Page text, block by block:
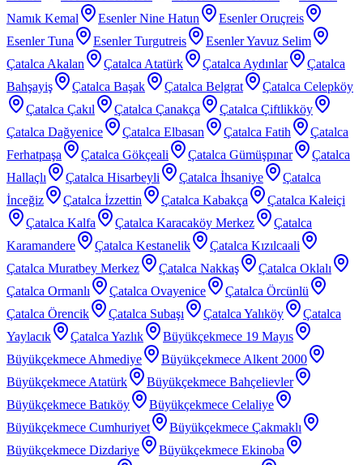
Namık Kemal
Esenler Nine Hatun
Esenler Oruçreis
Esenler Tuna
Esenler Turgutreis
Esenler Yavuz Selim
Çatalca Akalan
Çatalca Atatürk Çatalca Aydınlar
Çatalca
Bahşayiş
Çatalca Başak Çatalca Belgrat
Çatalca Celepköy
Çatalca Çakıl
Çatalca Çanakça
Çatalca Çiftlikköy
Çatalca Dağyenice
Çatalca Elbasan Çatalca Fatih
Çatalca
Ferhatpaşa
Çatalca Gökçeali Çatalca Gümüşpınar
Çatalca
Hallaçlı
Çatalca Hisarbeyli Çatalca İhsaniye
Çatalca
İnceğiz
Çatalca İzzettin Çatalca Kabakça
Çatalca Kaleiçi
Çatalca Kalfa
Çatalca Karacaköy Merkez
Çatalca
Karamandere
Çatalca Kestanelik
Çatalca Kızılcaali
Çatalca Muratbey Merkez
Çatalca Nakkaş
Çatalca Oklalı
Çatalca Ormanlı
Çatalca Ovayenice
Çatalca Örcünlü
Çatalca Örencik
Çatalca Subaşı Çatalca Yalıköy
Çatalca
Yaylacık
Çatalca Yazlık
Büyükçekmece 19 Mayıs
Büyükçekmece Ahmediye
Büyükçekmece Alkent 2000
Büyükçekmece Atatürk
Büyükçekmece Bahçelievler
Büyükçekmece Batıköy
Büyükçekmece Celaliye
Büyükçekmece Cumhuriyet
Büyükçekmece Çakmaklı
Büyükçekmece Dizdariye
Büyükçekmece Ekinoba